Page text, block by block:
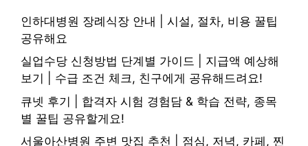
인하대병원 장례식장 안내 | 시설, 절차, 비용 꿀팁
공유해요
실업수당 신청방법 단계별 가이드 | 지급액 예상해
보기 | 수급 조건 체크, 친구에게 공유해드려요!
큐넷 후기 | 합격자 시험 경험담 & 학습 전략, 종목
별 꿀팁 공유할게요!
서울아산병원 주변 맛집 추천 | 점심, 저녁, 카페, 찐